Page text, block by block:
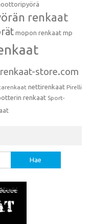
renkaat
mopon renkaat mp
store.com
nettirenkaat Pirelli
renkaat Sport-